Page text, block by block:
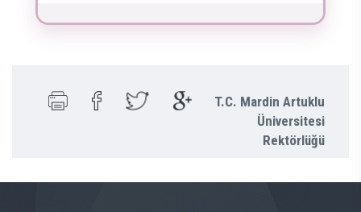
T.C. Mardin Artuklu
Üniversitesi
Rektörlüğü